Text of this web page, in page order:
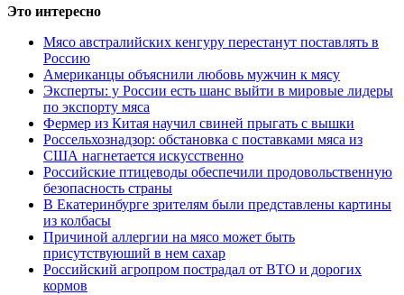
Это интересно
Мясо австралийских кенгуру перестанут поставлять в
Россию
Американцы объяснили любовь мужчин к мясу
Эксперты: у России есть шанс выйти в мировые лидеры
по экспорту мяса
Фермер из Китая научил свиней прыгать с вышки
Россельхознадзор: обстановка с поставками мяса из
США нагнетается искусственно
Российские птицеводы обеспечили продовольственную
безопасность страны
В Екатеринбурге зрителям были представлены картины
из колбасы
Причиной аллергии на мясо может быть
присутствуюший в нем сахар
Российский агропром пострадал от ВТО и дорогих
кормов